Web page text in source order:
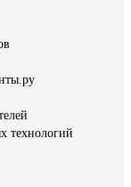
технологий